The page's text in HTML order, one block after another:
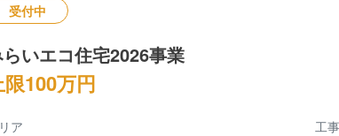
受付中
いエコ住宅2026事業
100万円
ア
工